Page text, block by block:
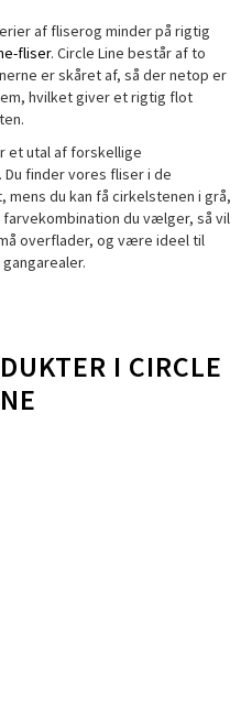
af fliserog minder på rigtig
fliser. Circle Line består af to
er skåret af, så der netop er
hvilket giver et rigtig flot
et utal af forskellige
finder vores fliser i de
du kan få cirkelstenen i grå,
du vælger, så vil
overflader, og være ideel til
I CIRCLE